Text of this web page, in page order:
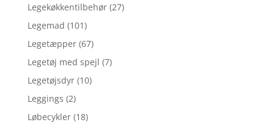
Legekøkkentilbehør (27)
Legemad (101)
Legetæpper (67)
Legetøj med spejl (7)
Legetøjsdyr (10)
Leggings (2)
Løbecykler (18)